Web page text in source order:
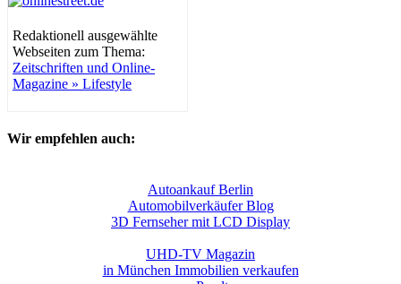
Redaktionell ausgewählte
Webseiten zum Thema:
Zeitschriften und Online-
Magazine » Lifestyle
Wir empfehlen auch:
Autoankauf Berlin
Automobilverkäufer Blog
3D Fernseher mit LCD Display
UHD-TV Magazin
in München Immobilien verkaufen